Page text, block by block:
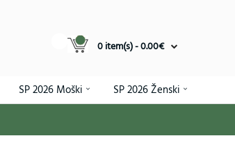
0 item(s) - 0.00€
SP 2026 Moški SP 2026 Ženski